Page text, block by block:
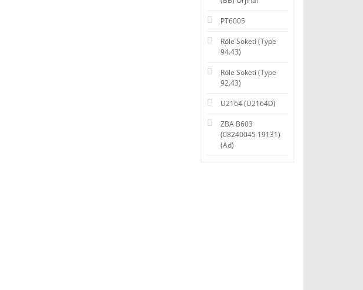
PT6005
Röle Soketi (Type
94.43)
Röle Soketi (Type
92.43)
U2164 (U2164D)
ZBA B603
(08240045 19131)
(Ad)